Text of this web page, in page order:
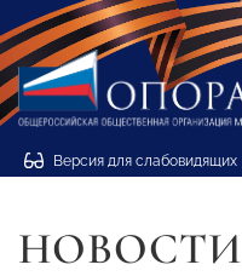
Версия для слабовидящих
НОВОСТИ